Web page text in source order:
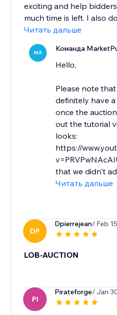
exciting and help
much time is left. I also
Читать дальше
MA Команда
Hello,
Please note
definitely have
once the
out the tutorial
looks:
https://
that we didn't
Читать дальше
DP
Dpierrejean/ Feb
LOB-AUCTION
PI
Pirateforge/ Jan